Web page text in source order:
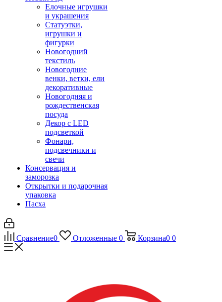
Елочные игрушки
и украшения
Статуэтки,
игрушки и
фигурки
Новогодний
текстиль
Новогодние
венки, ветки, ели
декоративные
Новогодняя и
рождественская
посуда
Декор с LED
подсветкой
Фонари,
подсвечники и
свечи
Консервация и
заморозка
Открытки и подарочная
упаковка
Пасха
Сравнение0 Отложенные 0 Корзина0 0